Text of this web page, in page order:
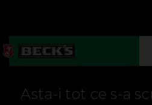
Asta-i tot ce s-a